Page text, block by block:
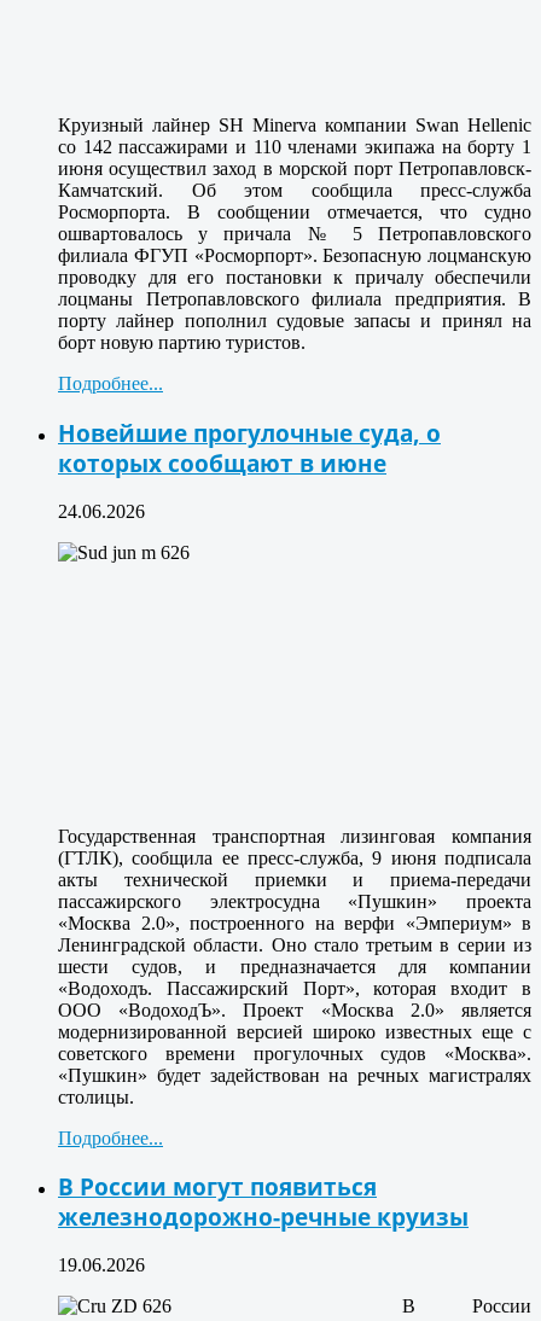
Круизный лайнер SH Minerva компании Swan Hellenic
со 142 пассажирами и 110 членами экипажа на борту 1
июня осуществил заход в морской порт Петропавловск-
Камчатский. Об этом сообщила пресс-служба
Росморпорта. В сообщении отмечается, что судно
ошвартовалось у причала № 5 Петропавловского
филиала ФГУП «Росморпорт». Безопасную лоцманскую
проводку для его постановки к причалу обеспечили
лоцманы Петропавловского филиала предприятия. В
порту лайнер пополнил судовые запасы и принял на
борт новую партию туристов.
Подробнее...
Новейшие прогулочные суда, о
которых сообщают в июне
24.06.2026
Государственная транспортная лизинговая компания
(ГТЛК), сообщила ее пресс-служба, 9 июня подписала
акты технической приемки и приема-передачи
пассажирского электросудна «Пушкин» проекта
«Москва 2.0», построенного на верфи «Эмпериум» в
Ленинградской области. Оно стало третьим в серии из
шести судов, и предназначается для компании
«Водоходъ. Пассажирский Порт», которая входит в
ООО «ВодоходЪ». Проект «Москва 2.0» является
модернизированной версией широко известных еще с
советского времени прогулочных судов «Москва».
«Пушкин» будет задействован на речных магистралях
столицы.
Подробнее...
В России могут появиться
железнодорожно-речные круизы
19.06.2026
В России